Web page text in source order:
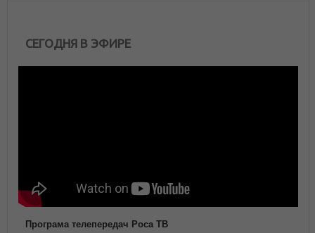
СЕГОДНЯ В ЭФИРЕ
Програма телепередач Роса ТВ